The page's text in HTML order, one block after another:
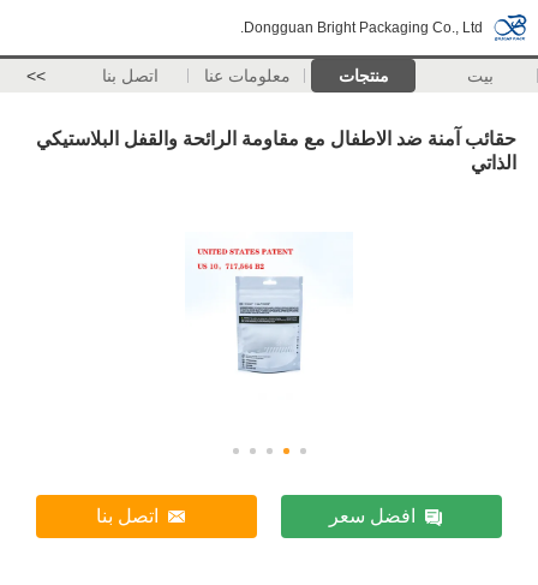
Dongguan Bright Packaging Co., Ltd.
بيت منتجات معلومات عنا اتصل بنا >>
حقائب آمنة ضد الاطفال مع مقاومة الرائحة والقفل البلاستيكي
الذاتي
افضل سعر اتصل بنا